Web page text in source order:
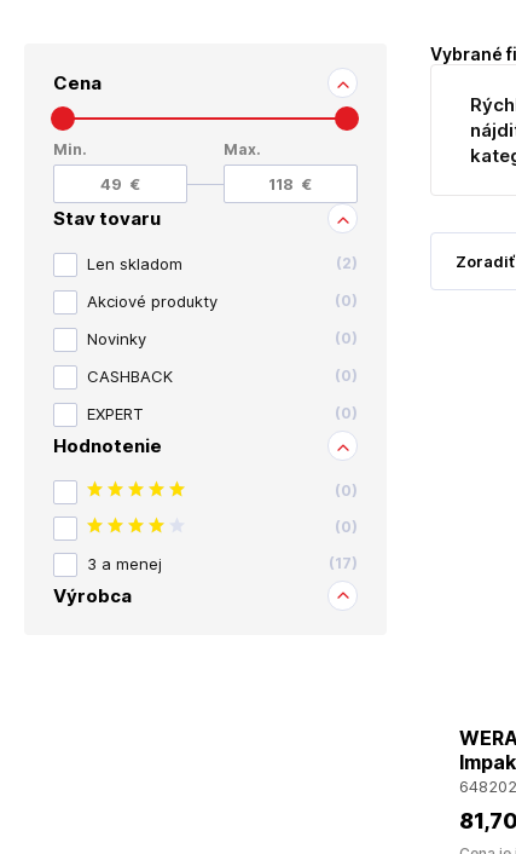
Cena
Min. Max.
Stav tovaru
Len skladom (2)
Akciové produkty (0)
Novinky (0)
CASHBACK (0)
EXPERT (0)
Hodnotenie
(0)
(0)
3 a menej (17)
Výrobca
Vybrané
81